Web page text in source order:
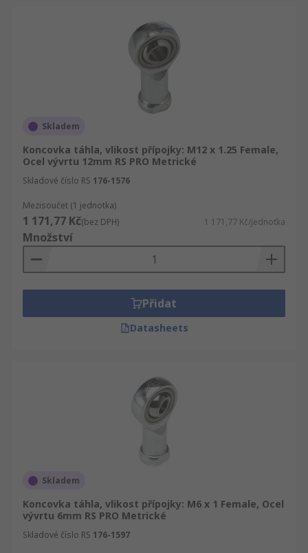
Skladem
Koncovka táhla, vlikost přípojky: M12 x 1.25 Female,
Ocel vývrtu 12mm RS PRO Metrické
Skladové číslo RS 176-1576
Mezisoučet (1 jednotka)
1 171,77 Kč(bez DPH) 1 171,77 Kč/jednotka
Množství
Přidat
Datasheets
Skladem
Koncovka táhla, vlikost přípojky: M6 x 1 Female, Ocel
vývrtu 6mm RS PRO Metrické
Skladové číslo RS 176-1597